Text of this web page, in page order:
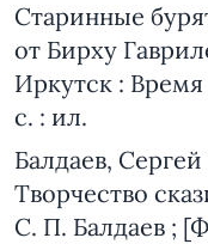
Старинные
от Бирху
Иркутск : Время
с. : ил.
Балдаев,
Творчество
С. П. Балдаев ;